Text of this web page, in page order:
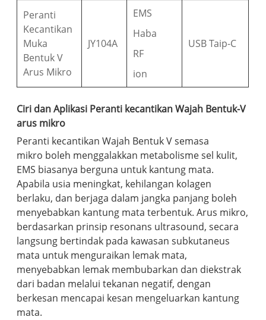
Peranti
Kecantikan
Muka
Bentuk V
Arus Mikro
JY104A
EMS
Haba
RF
ion
USB Taip-C
Ciri dan Aplikasi Peranti kecantikan Wajah Bentuk-V
arus mikro
Peranti kecantikan Wajah Bentuk V semasa
mikro boleh menggalakkan metabolisme sel kulit,
EMS biasanya berguna untuk kantung mata.
Apabila usia meningkat, kehilangan kolagen
berlaku, dan berjaga dalam jangka panjang boleh
menyebabkan kantung mata terbentuk. Arus mikro,
berdasarkan prinsip resonans ultrasound, secara
langsung bertindak pada kawasan subkutaneus
mata untuk menguraikan lemak mata,
menyebabkan lemak membubarkan dan diekstrak
dari badan melalui tekanan negatif, dengan
berkesan mencapai kesan mengeluarkan kantung
mata.